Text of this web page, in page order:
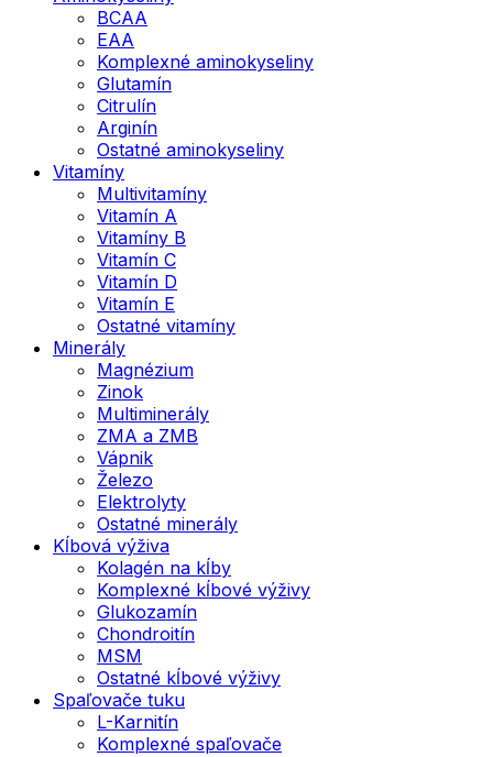
BCAA
EAA
Komplexné aminokyseliny
Glutamín
Citrulín
Arginín
Ostatné aminokyseliny
Vitamíny
Multivitamíny
Vitamín A
Vitamíny B
Vitamín C
Vitamín D
Vitamín E
Ostatné vitamíny
Minerály
Magnézium
Zinok
Multiminerály
ZMA a ZMB
Vápnik
Železo
Elektrolyty
Ostatné minerály
Kĺbová výživa
Kolagén na kĺby
Komplexné kĺbové výživy
Glukozamín
Chondroitín
MSM
Ostatné kĺbové výživy
Spaľovače tuku
L-Karnitín
Komplexné spaľovače